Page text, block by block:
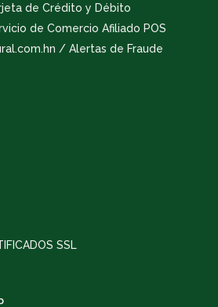
de Crédito y Débito
de Comercio Afiliado POS
/ Alertas de Fraude
SSL